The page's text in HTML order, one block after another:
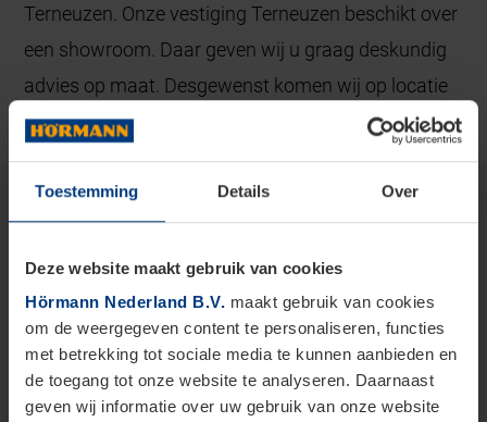
Toestemming Details Over
Deze website maakt gebruik van cookies
Hörmann Nederland B.V. maakt gebruik van cookies
om de weergegeven content te personaliseren, functies
met betrekking tot sociale media te kunnen aanbieden en
de toegang tot onze website te analyseren. Daarnaast
geven wij informatie over uw gebruik van onze website
Terneuzen. Onze vestiging Terneuzen beschikt over
een showroom. Daar geven wij u graag deskundig
advies op maat. Desgewenst komen wij op locatie
kijken. Ook levering en montage regelen wij voor u.
Ontdek onze services en producten
Een vertrouwd adres voor advies, verkoop en
montage in uw regio.
Ook voor service kunt u op ons vertrouwen.